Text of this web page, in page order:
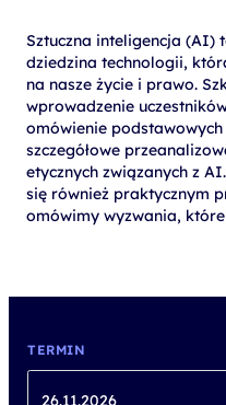
Sztuczna inteligencja (AI)
dziedzina technologii,
na nasze życie i prawo.
wprowadzenie
omówienie
szczegółowe
etycznych związanych z
się również praktycznym
omówimy wyzwania,
TERMIN
26.11.2026